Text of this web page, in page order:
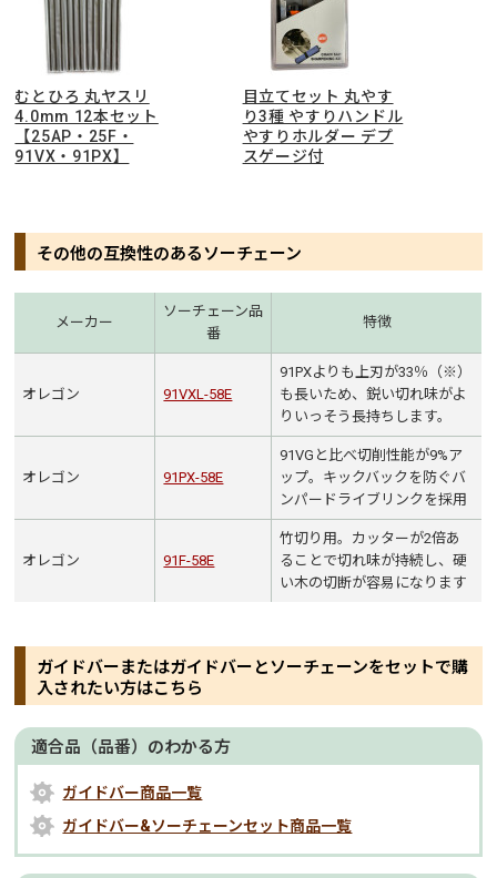
むとひろ 丸ヤスリ
4.0mm 12本セット
【25AP・25F・
91VX・91PX】
目立てセット 丸やす
り3種 やすりハンドル
やすりホルダー デプ
スゲージ付
その他の互換性のあるソーチェーン
メーカー
ソーチェーン品
番
特徴
オレゴン 91VXL-58E
91PXよりも上刃が33％（※）
も長いため、鋭い切れ味がよ
りいっそう長持ちします。
オレゴン 91PX-58E
91VGと比べ切削性能が9%ア
ップ。キックバックを防ぐバ
ンパードライブリンクを採用
オレゴン 91F-58E
竹切り用。カッターが2倍あ
ることで切れ味が持続し、硬
い木の切断が容易になります
ガイドバーまたはガイドバーとソーチェーンをセットで購
入されたい方はこちら
適合品（品番）のわかる方
ガイドバー商品一覧
ガイドバー&ソーチェーンセット商品一覧